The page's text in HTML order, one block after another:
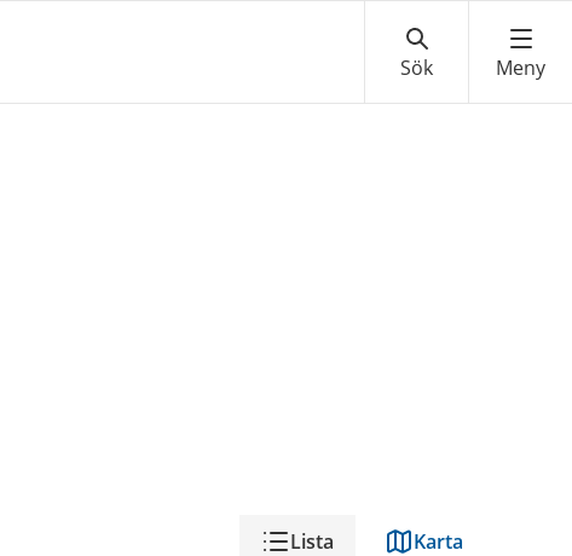
Lista Karta